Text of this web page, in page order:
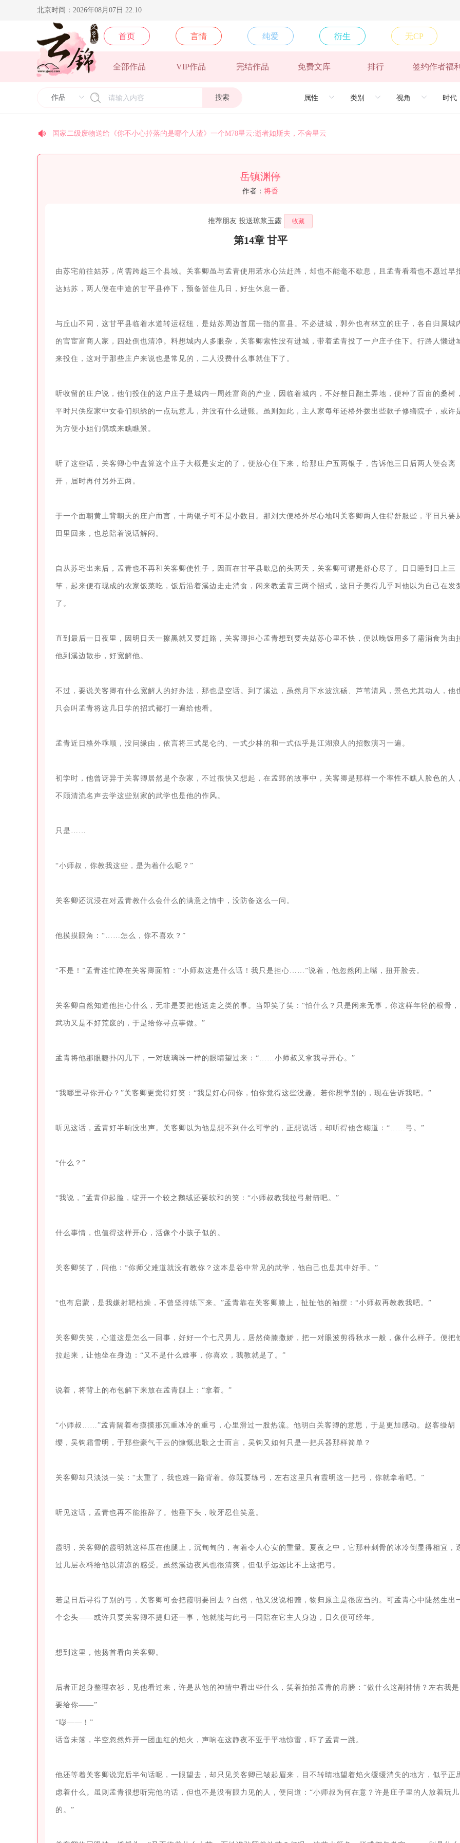
北京时间：2026年08月07日 22:10
首页 言情 纯爱 衍生 无CP
全部作品 VIP作品 完结作品 免费文库 排行 签约作者福
搜索
yj9575送给《光的背面》一个M78星云:逝者如斯夫，不舍星云
yj9067送给《顶级豪奢》一个M78星云:逝者如斯夫，不舍星云
国家二级废物送给《你不小心掉落的是哪个人渣》一个M78星云:逝者如斯夫，不舍星云
安纳托利亚送给《皇后景昭懿》一个M78星云:逝者如斯夫，不舍星云
北方阿尼亚送给《卿本殊色》一个M78星云:逝者如斯夫，不舍星云
梵地高送给《须尽欢》一个M78星云:逝者如斯夫，不舍星云
岳镇渊停
作者： 将香
推荐朋友 投送琼浆玉露 收藏
第14章 甘平
由苏宅前往姑苏，尚需跨越三个县域。关客卿虽与孟青使用若水心法赶路，却也不能毫不歇息，且孟青看着也不愿过早
达姑苏，两人便在中途的甘平县停下，预备暂住几日，好生休息一番。
与丘山不同，这甘平县临着水道转运枢纽，是姑苏周边首屈一指的富县。不必进城，郭外也有林立的庄子，各自归属城
的官宦富商人家，四处倒也清净。料想城内人多眼杂，关客卿索性没有进城，带着孟青投了一户庄子住下。行路人懒进
来投住，这对于那些庄户来说也是常见的，二人没费什么事就住下了。
听收留的庄户说，他们投住的这户庄子是城内一周姓富商的产业，因临着城内，不好整日翻土弄地，便种了百亩的桑树
平时只供应家中女眷们织绣的一点玩意儿，并没有什么进账。虽则如此，主人家每年还格外拨出些款子修缮院子，或许
为方便小姐们偶或来瞧瞧景。
听了这些话，关客卿心中盘算这个庄子大概是安定的了，便放心住下来，给那庄户五两银子，告诉他三日后两人便会离
开，届时再付另外五两。
于一个面朝黄土背朝天的庄户而言，十两银子可不是小数目。那刘大便格外尽心地叫关客卿两人住得舒服些，平日只要
田里回来，也总陪着说话解闷。
自从苏宅出来后，孟青也不再和关客卿使性子，因而在甘平县歇息的头两天，关客卿可谓是舒心尽了。日日睡到日上三
竿，起来便有现成的农家饭菜吃，饭后沿着溪边走走消食，闲来教孟青三两个招式，这日子美得几乎叫他以为自己在发
了。
直到最后一日夜里，因明日天一擦黑就又要赶路，关客卿担心孟青想到要去姑苏心里不快，便以晚饭用多了需消食为由
他到溪边散步，好宽解他。
不过，要说关客卿有什么宽解人的好办法，那也是空话。到了溪边，虽然月下水波沆砀、芦苇清风，景色尤其动人，他
只会叫孟青将这几日学的招式都打一遍给他看。
孟青近日格外乖顺，没问缘由，依言将三式昆仑的、一式少林的和一式似乎是江湖浪人的招数演习一遍。
初学时，他曾讶异于关客卿居然是个杂家，不过很快又想起，在孟郢的故事中，关客卿是那样一个率性不瞧人脸色的人
不顾清流名声去学这些别家的武学也是他的作风。
只是……
“小师叔，你教我这些，是为着什么呢？”
关客卿还沉浸在对孟青教什么会什么的满意之情中，没防备这么一问。
他摸摸眼角：“……怎么，你不喜欢？”
“不是！”孟青连忙蹲在关客卿面前：“小师叔这是什么话！我只是担心……”说着，他忽然闭上嘴，扭开脸去。
关客卿自然知道他担心什么，无非是要把他送走之类的事。当即笑了笑：“怕什么？只是闲来无事，你这样年轻的根骨，
武功又是不好荒废的，于是给你寻点事做。”
孟青将他那眼睫扑闪几下，一对玻璃珠一样的眼睛望过来：“……小师叔又拿我寻开心。”
“我哪里寻你开心？”关客卿更觉得好笑：“我是好心问你，怕你觉得这些没趣。若你想学别的，现在告诉我吧。”
听见这话，孟青好半晌没出声。关客卿以为他是想不到什么可学的，正想说话，却听得他含糊道：“……弓。”
“什么？”
“我说，”孟青仰起脸，绽开一个较之鹅绒还要软和的笑：“小师叔教我拉弓射箭吧。”
什么事情，也值得这样开心，活像个小孩子似的。
关客卿笑了，问他：“你师父难道就没有教你？这本是谷中常见的武学，他自己也是其中好手。”
“也有启蒙，是我嫌射靶枯燥，不曾坚持练下来。”孟青靠在关客卿膝上，扯扯他的袖摆：“小师叔再教教我吧。”
关客卿失笑，心道这是怎么一回事，好好一个七尺男儿，居然倚膝撒娇，把一对眼波剪得秋水一般，像什么样子。便把
拉起来，让他坐在身边：“又不是什么难事，你喜欢，我教就是了。”
说着，将背上的布包解下来放在孟青腿上：“拿着。”
“小师叔……”孟青隔着布摸摸那沉重冰冷的重弓，心里滑过一股热流。他明白关客卿的意思，于是更加感动。赵客缦胡
缨，吴钩霜雪明，于那些豪气干云的慷慨悲歌之士而言，吴钩又如何只是一把兵器那样简单？
关客卿却只淡淡一笑：“太重了，我也难一路背着。你既要练弓，左右这里只有霞明这一把弓，你就拿着吧。”
听见这话，孟青也再不能推辞了。他垂下头，咬牙忍住笑意。
霞明，关客卿的霞明就这样压在他腿上，沉甸甸的，有着令人心安的重量。夏夜之中，它那种刺骨的冰冷倒显得相宜，
过几层衣料给他以清凉的感受。虽然溪边夜风也很清爽，但似乎远远比不上这把弓。
若是日后寻得了别的弓，关客卿可会把霞明要回去？自然，他又没说相赠，物归原主是很应当的。可孟青心中陡然生出
个念头——或许只要关客卿不提归还一事，他就能与此弓一同陪在它主人身边，日久便可经年。
想到这里，他扬首看向关客卿。
后者正起身整理衣衫，见他看过来，许是从他的神情中看出些什么，笑着拍拍孟青的肩膀：“做什么这副神情？左右我是
要给你——”
“嘭——！”
话音未落，半空忽然炸开一团血红的焰火，声响在这静夜不亚于平地惊雷，吓了孟青一跳。
他还等着关客卿说完后半句话呢，一眼望去，却只见关客卿已皱起眉来，目不转睛地望着焰火缓缓消失的地方，似乎正
虑着什么。虽则孟青很想听完他的话，但也不是没有眼力见的人，便问道：“小师叔为何在意？许是庄子里的人放着玩儿
的。”